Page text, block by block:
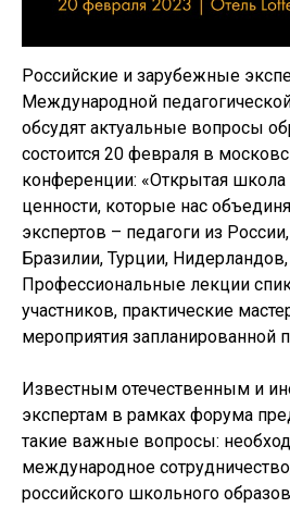
Российские и зарубежные
Международной
обсудят актуальные вопросы
состоится 20 февраля в
конференции: «Открытая
ценности, которые нас
экспертов – педагоги из
Бразилии, Турции, Нидерландов,
Профессиональные лекции
участников, практические
мероприятия запланированной
Известным отечественным и
экспертам в рамках форума
такие важные вопросы:
международное
российского школьного